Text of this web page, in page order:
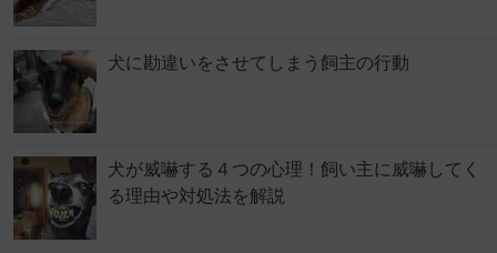
犬に勘違いをさせてしまう飼主の行動
犬が威嚇する４つの心理！飼い主に威嚇してく
る理由や対処法を解説